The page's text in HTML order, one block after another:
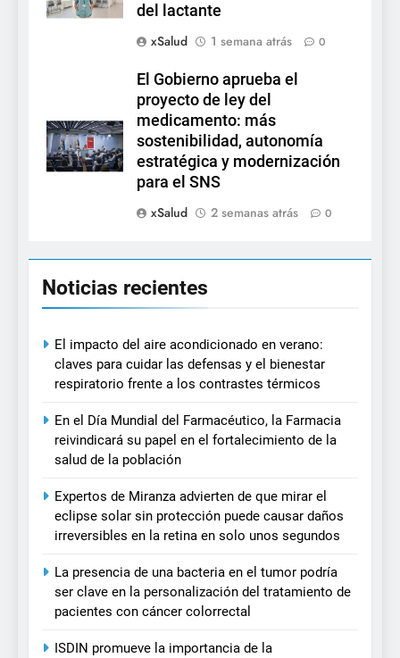
del lactante
xSalud
1 semana atrás 0
El Gobierno aprueba el
proyecto de ley del
medicamento: más
sostenibilidad, autonomía
estratégica y modernización
para el SNS
xSalud
2 semanas atrás 0
Noticias recientes
El impacto del aire acondicionado en verano:
claves para cuidar las defensas y el bienestar
respiratorio frente a los contrastes térmicos
En el Día Mundial del Farmacéutico, la Farmacia
reivindicará su papel en el fortalecimiento de la
salud de la población
Expertos de Miranza advierten de que mirar el
eclipse solar sin protección puede causar daños
irreversibles en la retina en solo unos segundos
La presencia de una bacteria en el tumor podría
ser clave en la personalización del tratamiento de
pacientes con cáncer colorrectal
ISDIN promueve la importancia de la